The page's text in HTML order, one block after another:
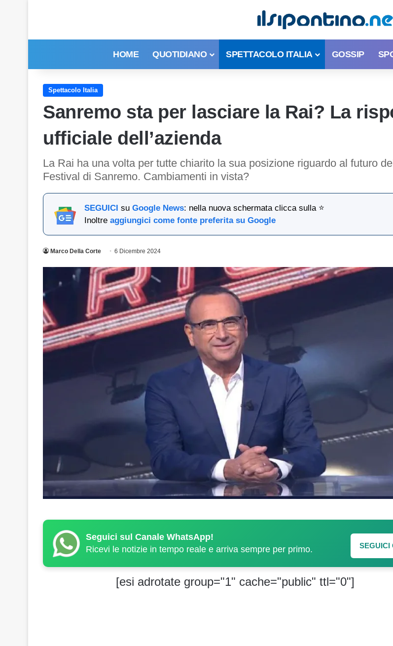
HOME QUOTIDIANO SPETTACOLO ITALIA GOSSIP
Spettacolo Italia
Sanremo sta per lasciare la Rai? La
ufficiale dell’azienda
La Rai ha una volta per tutte chiarito la sua posizione riguardo al futuro
Festival di Sanremo. Cambiamenti in vista?
SEGUICI su Google News: nella nuova schermata clicca sulla ⭐
Inoltre aggiungici come fonte preferita su Google
Marco Della Corte 6 Dicembre 2024
Seguici sul Canale WhatsApp!
Ricevi le notizie in tempo reale e arriva sempre per primo.
SEGUICI
[esi adrotate group="1" cache="public" ttl="0"]